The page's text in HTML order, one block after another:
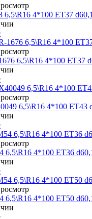
6,5\R16 4*100 ET37
6,5\R16 4*100 ET37
6,5\R16 4*100 ET43
6,5\R16 4*100 ET36
6,5\R16 4*100 ET50